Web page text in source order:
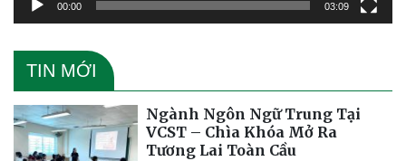
00:00 03:09
TIN MỚI
Ngành Ngôn Ngữ Trung Tại
VCST – Chìa Khóa Mở Ra
Tương Lai Toàn Cầu